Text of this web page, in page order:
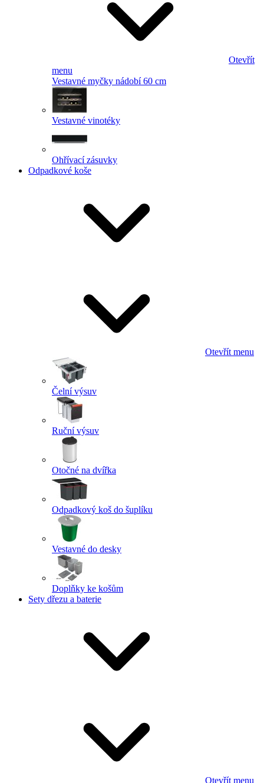
Otevřít
menu
Vestavné myčky nádobí 60 cm
Vestavné vinotéky
Ohřívací zásuvky
Odpadkové koše
Otevřít menu
Čelní výsuv
Ruční výsuv
Otočné na dvířka
Odpadkový koš do šuplíku
Vestavné do desky
Doplňky ke košům
Sety dřezu a baterie
Otevřít menu